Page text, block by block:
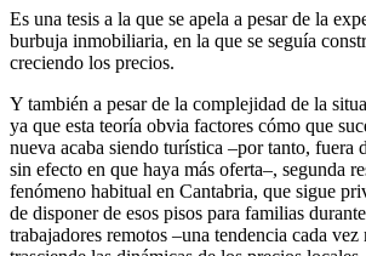
Es una tesis a la que se apela a pesar de la
burbuja inmobiliaria, en la que se seguía
creciendo los precios.
Y también a pesar de la complejidad de la
ya que esta teoría obvia factores cómo que
nueva acaba siendo turística –por tanto, fuera
sin efecto en que haya más oferta–, segunda
fenómeno habitual en Cantabria, que sigue
de disponer de esos pisos para familias
trabajadores remotos –una tendencia cada vez